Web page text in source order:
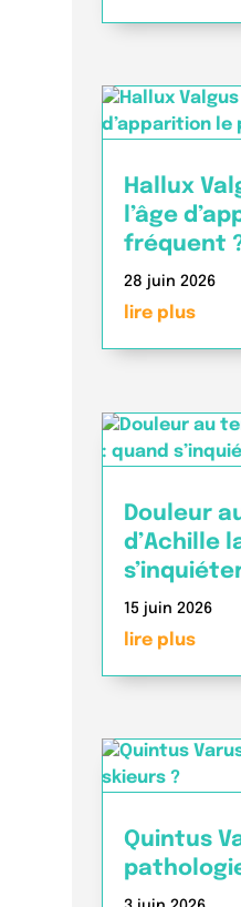
Hallux
l’âge
fréquent
28 juin 2026
lire plus
Douleur
d’Achille
15 juin 2026
lire plus
Quintus